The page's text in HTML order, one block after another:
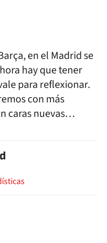
en el Madrid se
hay que tener
para reflexionar.
con más
caras nuevas…